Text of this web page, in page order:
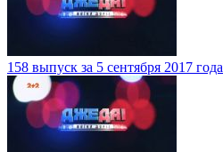
158 выпуск за 5 сентября 2017 года